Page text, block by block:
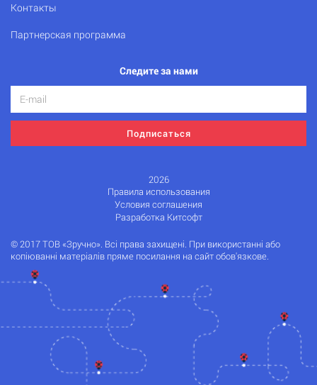
Контакты
Партнерская программа
Следите за нами
Подписаться
2026
Правила использования
Условия соглашения
Разработка Китсофт
© 2017 ТОВ «Зручно». Всі права захищені. При використанні або
копіюванні матеріалів пряме посилання на сайт обов'язкове.